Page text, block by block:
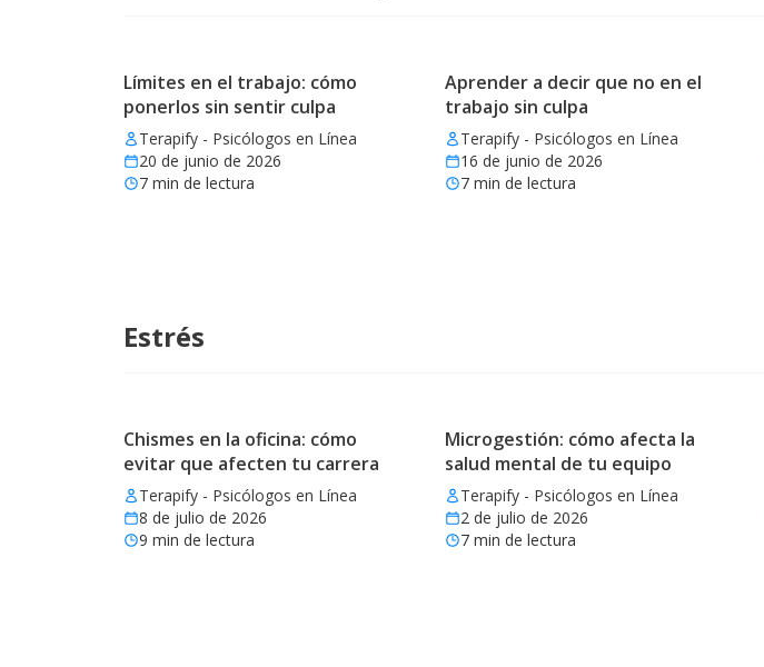
Límites en el trabajo: cómo
ponerlos sin sentir culpa
Terapify - Psicólogos en Línea
20 de junio de 2026
7 min de lectura
Aprender a decir que no en el
trabajo sin culpa
Terapify - Psicólogos en Línea
16 de junio de 2026
7min de lectura
Estrés
Chismes en la oficina: cómo
evitar que afecten tu carrera
Terapify - Psicólogos en Línea
8 de julio de 2026
9 min de lectura
Microgestión: cómo afecta la
salud mental de tu equipo
Terapify - Psicólogos en Línea
2 de julio de 2026
7min de lectura